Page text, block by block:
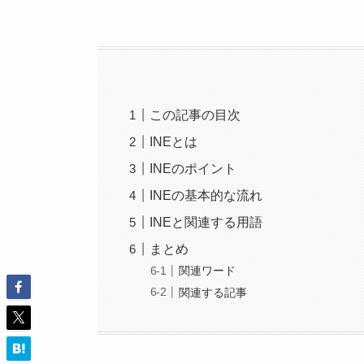
この記事の目次
INEとは
INEのポイント
INEの基本的な流れ
INEと関連する用語
まとめ
関連ワード
関連する記事